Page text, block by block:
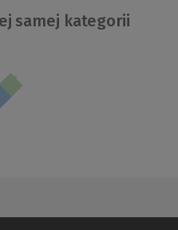
samej kategorii